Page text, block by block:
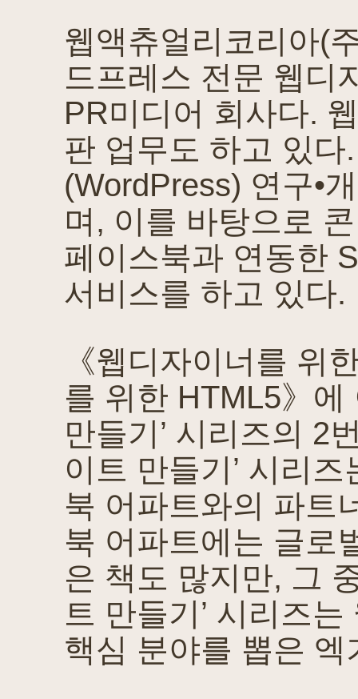
웹액츄얼리코리아(
드프레스 전문 웹디
PR미디어 회사다.
판 업무도 하고 있
(WordPress) 연구•
며, 이를 바탕으로
페이스북과 연동한
서비스를 하고 있다.
《웹디자이너를 위
를 위한 HTML5》에
만들기’ 시리즈의 2
이트 만들기’ 시리
북 어파트와의 파트
북 어파트에는 글로
은 책도 많지만, 그
트 만들기’ 시리즈
핵심 분야를 뽑은 엑